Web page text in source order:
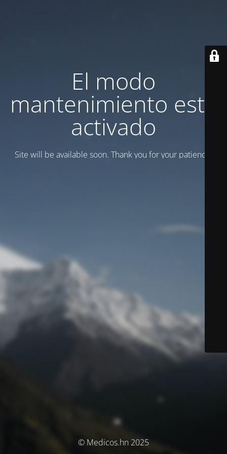
El modo
mantenimiento está
activado
Site will be available soon. Thank you for your patience!
© Medicos.hn 2025